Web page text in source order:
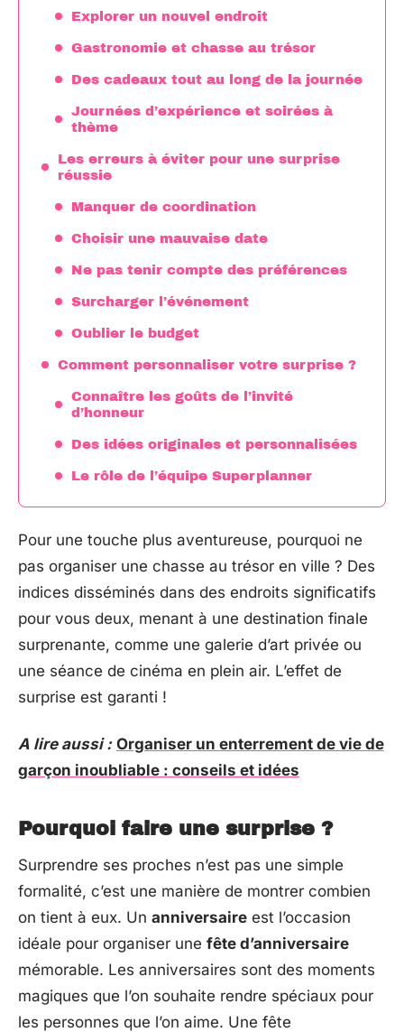
Explorer un nouvel endroit
Gastronomie et chasse au trésor
Des cadeaux tout au long de la journée
Journées d’expérience et soirées à
thème
Les erreurs à éviter pour une surprise
réussie
Manquer de coordination
Choisir une mauvaise date
Ne pas tenir compte des préférences
Surcharger l’événement
Oublier le budget
Comment personnaliser votre surprise ?
Connaître les goûts de l’invité
d’honneur
Des idées originales et personnalisées
Le rôle de l’équipe Superplanner
Pour une touche plus aventureuse, pourquoi ne
pas organiser une chasse au trésor en ville ? Des
indices disséminés dans des endroits significatifs
pour vous deux, menant à une destination finale
surprenante, comme une galerie d’art privée ou
une séance de cinéma en plein air. L’effet de
surprise est garanti !
A lire aussi : Organiser un enterrement de vie de
garçon inoubliable : conseils et idées
Pourquoi faire une surprise ?
Surprendre ses proches n’est pas une simple
formalité, c’est une manière de montrer combien
on tient à eux. Un anniversaire est l’occasion
idéale pour organiser une fête d’anniversaire
mémorable. Les anniversaires sont des moments
magiques que l’on souhaite rendre spéciaux pour
les personnes que l’on aime. Une fête